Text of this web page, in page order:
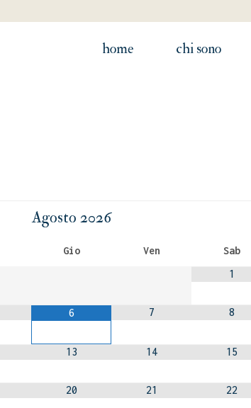
home chi sono
Agosto 2026
Gio Ven Sab
1
6 7 8
13 14 15
20 21 22